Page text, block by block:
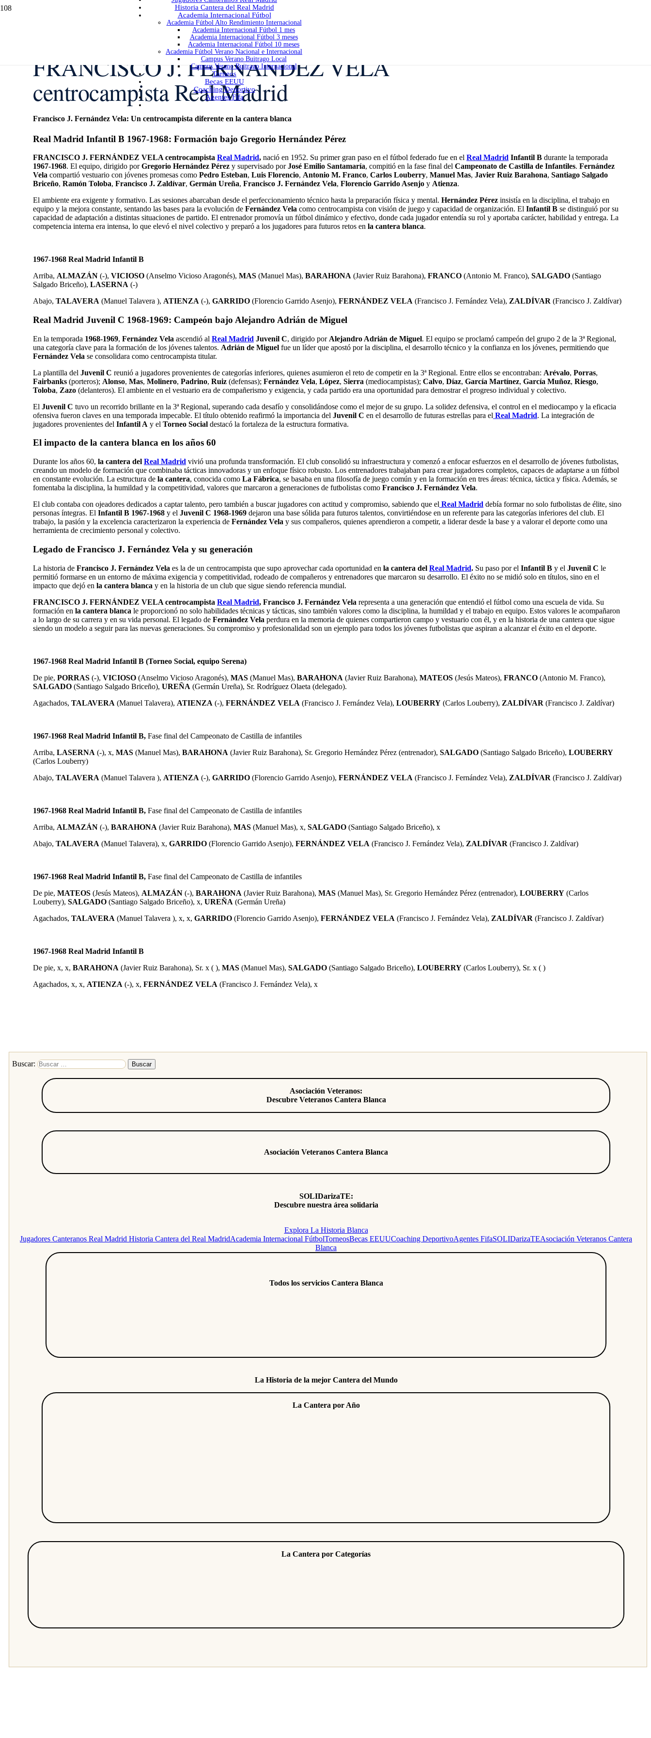
Historia Cantera del Real Madrid
Academia Internacional Fútbol
Academia Fútbol Alto Rendimiento Internacional
Academia Internacional Fútbol 1 mes
Academia Internacional Fútbol 3 meses
Academia Internacional Fútbol 10 meses
Academia Fútbol Verano Nacional e Internacional
Campus Verano Buitrago Local
Campus Verano Buitrago Internacional
Torneos
Becas EEUU
Coaching Deportivo
Agentes Fifa
FRANCISCO J. FERNÁNDEZ VELA
centrocampista Real Madrid
Francisco J. Fernández Vela: Un centrocampista diferente en la cantera blanca
Real Madrid Infantil B 1967-1968: Formación bajo Gregorio Hernández Pérez
FRANCISCO J. FERNÁNDEZ VELA centrocampista Real Madrid, nació en 1952. Su primer gran paso en el fútbol federado fue en el Real Madrid Infantil B durante la temporada
1967-1968. El equipo, dirigido porGregorio Hernández Pérez y supervisado porJosé Emilio Santamaría, compitió en la fase final del Campeonato de Castilla de Infantiles. Fernández
Vela compartió vestuario con jóvenes promesas como Pedro Esteban, Luis Florencio, Antonio M. Franco, Carlos Louberry, Manuel Mas, Javier Ruiz Barahona, Santiago Salgado
Briceño, Ramón Toloba, Francisco J. Zaldívar, Germán Ureña, Francisco J. Fernández Vela, Florencio Garrido Asenjo y Atienza.
El ambiente era exigente y formativo. Las sesiones abarcaban desde el perfeccionamiento técnico hasta la preparación física y mental. Hernández Pérez insistía en la disciplina, el trabajo en
equipo y la mejora constante, sentando las bases para la evolución de Fernández Vela como centrocampista con visión de juego y capacidad de organización. El Infantil B se distinguió por su
capacidad de adaptación a distintas situaciones de partido. El entrenador promovía un fútbol dinámico y efectivo, donde cada jugador entendía su rol y aportaba carácter, habilidad y entrega. La
competencia interna era intensa, lo que elevó el nivel colectivo y preparó a los jugadores para futuros retos en la cantera blanca.
1967-1968 Real Madrid Infantil B
Arriba, ALMAZÁN (-), VICIOSO (Anselmo Vicioso Aragonés), MAS (Manuel Mas), BARAHONA (Javier Ruiz Barahona), FRANCO (Antonio M. Franco), SALGADO (Santiago
Salgado Briceño), LASERNA (-)
Abajo, TALAVERA (Manuel Talavera ), ATIENZA (-), GARRIDO (Florencio Garrido Asenjo), FERNÁNDEZ VELA (Francisco J. Fernández Vela), ZALDÍVAR (Francisco J. Zaldívar)
Real Madrid Juvenil C 1968-1969: Campeón bajo Alejandro Adrián de Miguel
En la temporada 1968-1969, Fernández Vela ascendió al Real Madrid Juvenil C, dirigido por Alejandro Adrián de Miguel. El equipo se proclamó campeón del grupo 2 de la 3ª Regional,
una categoría clave para la formación de los jóvenes talentos. Adrián de Miguel fue un líder que apostó por la disciplina, el desarrollo técnico y la confianza en los jóvenes, permitiendo que
Fernández Vela se consolidara como centrocampista titular.
La plantilla del Juvenil C reunió a jugadores provenientes de categorías inferiores, quienes asumieron el reto de competir en la 3ª Regional. Entre ellos se encontraban: Arévalo, Porras,
Fairbanks (porteros); Alonso, Mas, Molinero, Padrino, Ruiz (defensas); Fernández Vela, López, Sierra (mediocampistas); Calvo, Díaz, García Martínez, García Muñoz, Riesgo,
Toloba, Zazo (delanteros). El ambiente en el vestuario era de compañerismo y exigencia, y cada partido era una oportunidad para demostrar el progreso individual y colectivo.
El Juvenil C tuvo un recorrido brillante en la 3ª Regional, superando cada desafío y consolidándose como el mejor de su grupo. La solidez defensiva, el control en el mediocampo y la eficacia
ofensiva fueron claves en una temporada impecable. El título obtenido reafirmó la importancia del Juvenil C en el desarrollo de futuras estrellas para el Real Madrid. La integración de
jugadores provenientes del Infantil A y el Torneo Social destacó la fortaleza de la estructura formativa.
El impacto de la cantera blanca en los años 60
Durante los años 60, la cantera del Real Madrid vivió una profunda transformación. El club consolidó su infraestructura y comenzó a enfocar esfuerzos en el desarrollo de jóvenes futbolistas,
creando un modelo de formación que combinaba tácticas innovadoras y un enfoque físico robusto. Los entrenadores trabajaban para crear jugadores completos, capaces de adaptarse a un fútbol
en constante evolución. La estructura de la cantera, conocida como La Fábrica, se basaba en una filosofía de juego común y en la formación en tres áreas: técnica, táctica y física. Además, se
fomentaba la disciplina, la humildad y la competitividad, valores que marcaron a generaciones de futbolistas como Francisco J. Fernández Vela.
El club contaba con ojeadores dedicados a captar talento, pero también a buscar jugadores con actitud y compromiso, sabiendo que el Real Madrid debía formar no solo futbolistas de élite, sino
personas íntegras. El Infantil B 1967-1968 y el Juvenil C 1968-1969 dejaron una base sólida para futuros talentos, convirtiéndose en un referente para las categorías inferiores del club. El
trabajo, la pasión y la excelencia caracterizaron la experiencia de Fernández Vela y sus compañeros, quienes aprendieron a competir, a liderar desde la base y a valorar el deporte como una
herramienta de crecimiento personal y colectivo.
Legado de Francisco J. Fernández Vela y su generación
La historia de Francisco J. Fernández Vela es la de un centrocampista que supo aprovechar cada oportunidad en la cantera del Real Madrid. Su paso por el Infantil B y el Juvenil C le
permitió formarse en un entorno de máxima exigencia y competitividad, rodeado de compañeros y entrenadores que marcaron su desarrollo. El éxito no se midió solo en títulos, sino en el
impacto que dejó en la cantera blanca y en la historia de un club que sigue siendo referencia mundial.
FRANCISCO J. FERNÁNDEZ VELA centrocampista Real Madrid, Francisco J. Fernández Vela representa a una generación que entendió el fútbol como una escuela de vida. Su
formación en la cantera blanca le proporcionó no solo habilidades técnicas y tácticas, sino también valores como la disciplina, la humildad y el trabajo en equipo. Estos valores le acompañaron
a lo largo de su carrera y en su vida personal. El legado de Fernández Vela perdura en la memoria de quienes compartieron campo y vestuario con él, y en la historia de una cantera que sigue
siendo un modelo a seguir para las nuevas generaciones. Su compromiso y profesionalidad son un ejemplo para todos los jóvenes futbolistas que aspiran a alcanzar el éxito en el deporte.
1967-1968 Real Madrid Infantil B (Torneo Social, equipo Serena)
De pie, PORRAS (-), VICIOSO (Anselmo Vicioso Aragonés), MAS (Manuel Mas), BARAHONA (Javier Ruiz Barahona), MATEOS (Jesús Mateos), FRANCO (Antonio M. Franco),
SALGADO (Santiago Salgado Briceño), UREÑA (Germán Ureña), Sr. Rodríguez Olaeta (delegado).
Agachados, TALAVERA (Manuel Talavera), ATIENZA (-), FERNÁNDEZ VELA (Francisco J. Fernández Vela), LOUBERRY (Carlos Louberry), ZALDÍVAR (Francisco J. Zaldívar)
1967-1968 Real Madrid Infantil B, Fase final del Campeonato de Castilla de infantiles
Arriba, LASERNA (-), x, MAS (Manuel Mas), BARAHONA (Javier Ruiz Barahona), Sr. Gregorio Hernández Pérez (entrenador), SALGADO (Santiago Salgado Briceño), LOUBERRY
(Carlos Louberry)
Abajo, TALAVERA (Manuel Talavera ), ATIENZA (-), GARRIDO (Florencio Garrido Asenjo), FERNÁNDEZ VELA (Francisco J. Fernández Vela), ZALDÍVAR (Francisco J. Zaldívar)
1967-1968 Real Madrid Infantil B, Fase final del Campeonato de Castilla de infantiles
Arriba, ALMAZÁN (-), BARAHONA (Javier Ruiz Barahona), MAS (Manuel Mas), x, SALGADO (Santiago Salgado Briceño), x
Abajo, TALAVERA (Manuel Talavera), x, GARRIDO (Florencio Garrido Asenjo), FERNÁNDEZ VELA (Francisco J. Fernández Vela), ZALDÍVAR (Francisco J. Zaldívar)
1967-1968 Real Madrid Infantil B, Fase final del Campeonato de Castilla de infantiles
De pie, MATEOS (Jesús Mateos), ALMAZÁN (-), BARAHONA (Javier Ruiz Barahona), MAS (Manuel Mas), Sr. Gregorio Hernández Pérez (entrenador), LOUBERRY (Carlos
Louberry), SALGADO (Santiago Salgado Briceño), x, UREÑA (Germán Ureña)
Agachados, TALAVERA (Manuel Talavera ), x, x, GARRIDO (Florencio Garrido Asenjo), FERNÁNDEZ VELA (Francisco J. Fernández Vela), ZALDÍVAR (Francisco J. Zaldívar)
1967-1968 Real Madrid Infantil B
De pie, x, x, BARAHONA (Javier Ruiz Barahona), Sr. x ( ), MAS (Manuel Mas), SALGADO (Santiago Salgado Briceño), LOUBERRY (Carlos Louberry), Sr. x ( )
Agachados, x, x, ATIENZA (-), x, FERNÁNDEZ VELA (Francisco J. Fernández Vela), x
Buscar:
Asociación Veteranos:
Descubre Veteranos Cantera Blanca
Asociación Veteranos Cantera Blanca
SOLIDarizaTE:
Descubre nuestra área solidaria
Explora La Historia Blanca
Jugadores Canteranos Real Madrid Historia Cantera del Real MadridAcademia Internacional FútbolTorneosBecas EEUUCoaching DeportivoAgentes FifaSOLIDarizaTEAsociación Veteranos Cantera
Blanca
Todos los servicios Cantera Blanca
La Historia de la mejor Cantera del Mundo
La Cantera por Año
La Cantera por Categorías